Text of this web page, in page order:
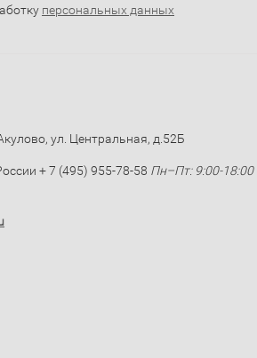
персональных данных
ул. Центральная, д.52Б
+ 7 (495) 955-78-58 Пн–Пт: 9:00-18:00